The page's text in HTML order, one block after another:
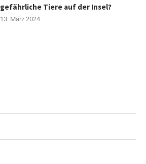
gefährliche Tiere auf der Insel?
13. März 2024